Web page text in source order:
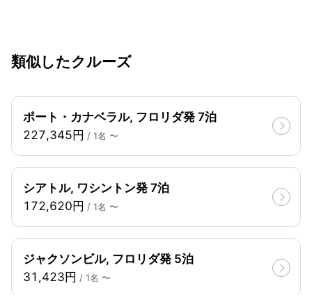
類似したクルーズ
ポート・カナベラル, フロリダ発 7泊
227,345円 / 1名 〜
シアトル, ワシントン発 7泊
172,620円 / 1名 〜
ジャクソンビル, フロリダ発 5泊
31,423円 / 1名 〜